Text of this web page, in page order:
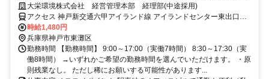
ほぼゼロ
大栄環境株式会社 経営管理本部 経理部(中途採用)
アクセス 神戸新交通六甲アイランド線 アイランドセンター東出口徒
歩約2分、神戸新交通六甲アイランド線 マリンパーク徒歩約8分、神
戸新交通六甲アイランド線 アイランド北口徒歩約8分 六甲ライナー
「アイランドセンター駅」直結
時給1,480円
兵庫県神戸市東灘区
勤務時間 【勤務時間】 9:00～17:00（実働7時間） 8:30～17:30（実
働8時間） →いずれかご希望の勤務時間を選んでいただけます。 ・原
則残業なし。 ただし稀にお願いする可能性があります...